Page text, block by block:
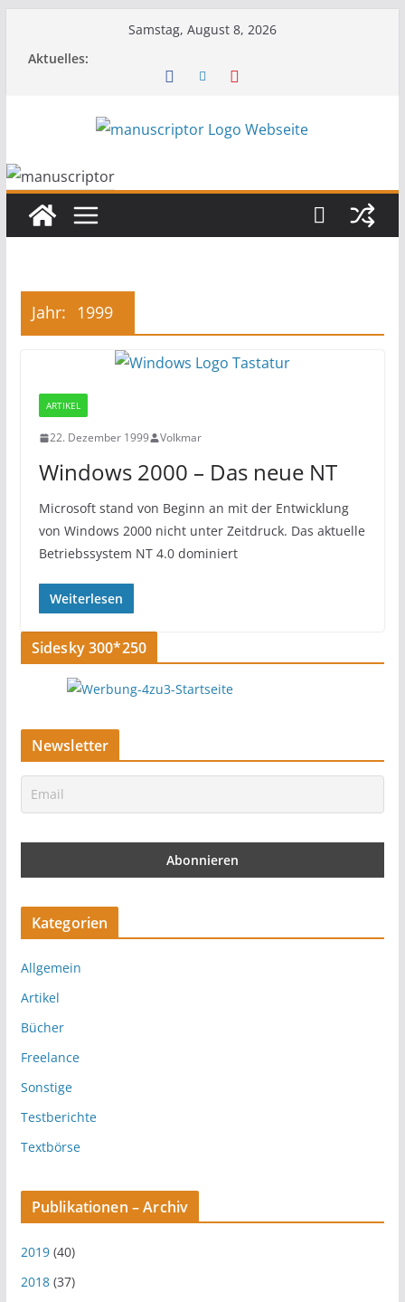
Samstag, August 8, 2026
Aktuelles:
Jahr: 1999
ARTIKEL
22. Dezember 1999 Volkmar
Windows 2000 – Das neue NT
Microsoft stand von Beginn an mit der Entwicklung
von Windows 2000 nicht unter Zeitdruck. Das aktuelle
Betriebssystem NT 4.0 dominiert
Weiterlesen
Sidesky 300*250
Newsletter
Kategorien
Allgemein
Artikel
Bücher
Freelance
Sonstige
Testberichte
Textbörse
Publikationen – Archiv
2019(40)
2018(37)